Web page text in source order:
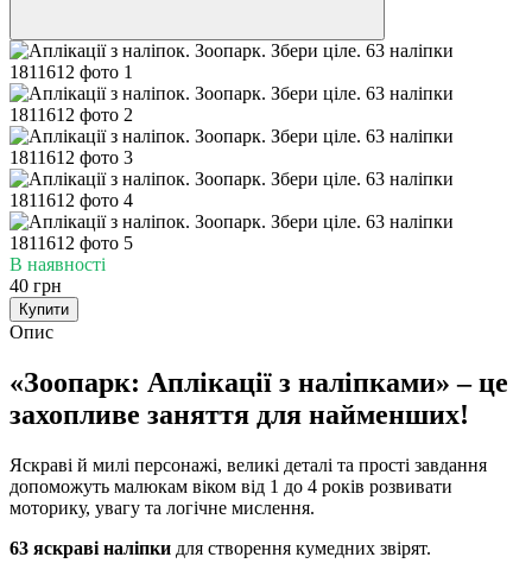
В наявності
40 грн
Купити
Опис
«Зоопарк: Аплікації з наліпками» – це
захопливе заняття для найменших!
Яскраві й милі персонажі, великі деталі та прості завдання
допоможуть малюкам віком від 1 до 4 років розвивати
моторику, увагу та логічне мислення.
63 яскраві наліпки для створення кумедних звірят.